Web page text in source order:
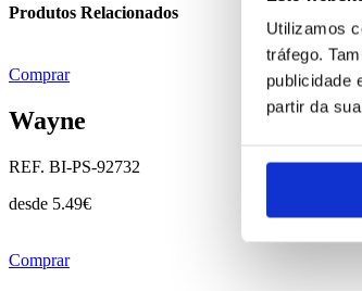
Utilizamos
tráfego.
publicidade
partir da
Produtos Relacionados
Comprar
Wayne
REF. BI-PS-92732
desde 5.49€
Comprar